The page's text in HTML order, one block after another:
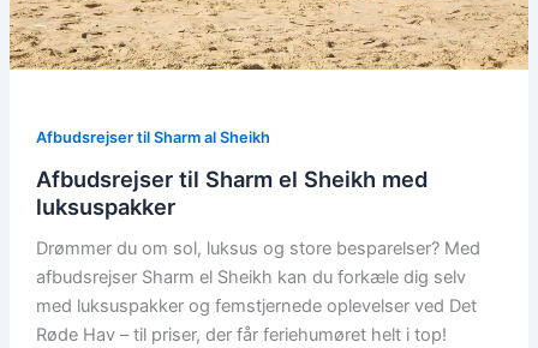
Afbudsrejser til Sharm al Sheikh
Afbudsrejser til Sharm el Sheikh med
luksuspakker
Drømmer du om sol, luksus og store besparelser? Med
afbudsrejser Sharm el Sheikh kan du forkæle dig selv
med luksuspakker og femstjernede oplevelser ved Det
Røde Hav – til priser, der får feriehumøret helt i top!